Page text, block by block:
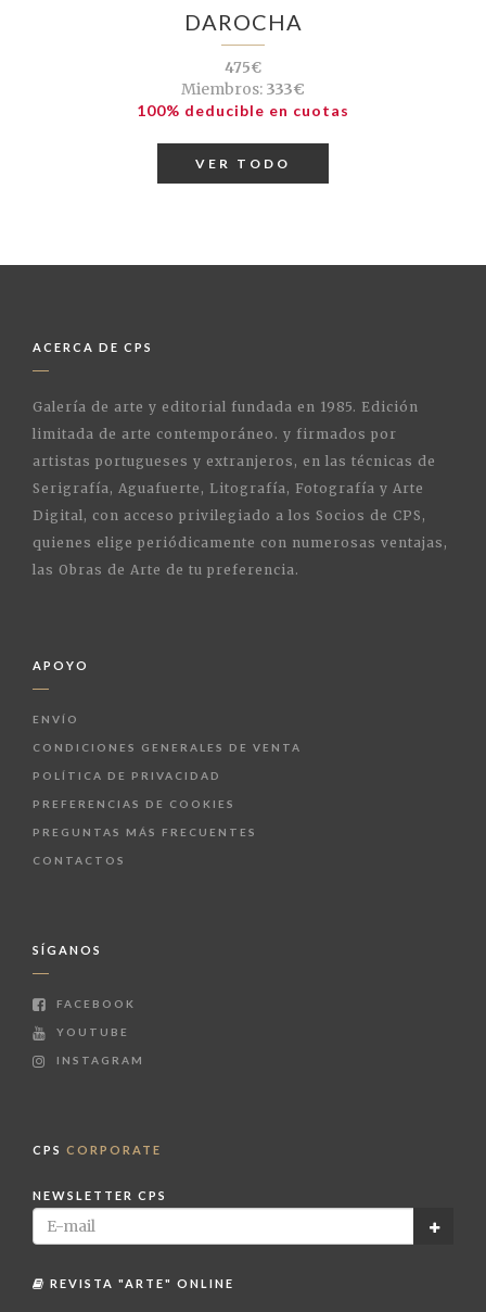
DAROCHA
475€
Miembros: 333€
100% deducible en cuotas
VER TODO
ACERCA DE CPS
Galería de arte y editorial fundada en 1985. Edición
limitada de arte contemporáneo. y firmados por
artistas portugueses y extranjeros, en las técnicas de
Serigrafía, Aguafuerte, Litografía, Fotografía y Arte
Digital, con acceso privilegiado a los Socios de CPS,
quienes elige periódicamente con numerosas ventajas,
las Obras de Arte de tu preferencia.
APOYO
ENVÍO
CONDICIONES GENERALES DE VENTA
POLÍTICA DE PRIVACIDAD
PREFERENCIAS DE COOKIES
PREGUNTAS MÁS FRECUENTES
CONTACTOS
SÍGANOS
FACEBOOK
YOUTUBE
INSTAGRAM
CPS CORPORATE
NEWSLETTER CPS
REVISTA "ARTE" ONLINE